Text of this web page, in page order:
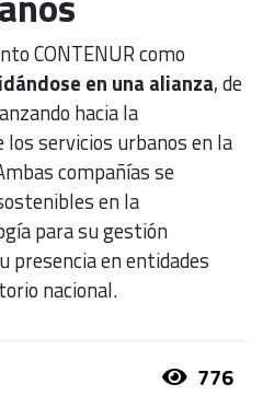
CONTENUR como
en una alianza, de
hacia la
servicios urbanos en la
compañías se
en la
para su gestión
presencia en entidades
nacional.
776